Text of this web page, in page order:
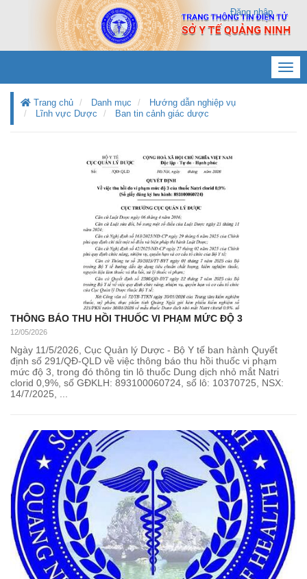
Đăng nhập
Trang chủ Danh mục
Hướng dẫn nghiệp vụ
Lĩnh vực Dược
Ban tin cảnh giác dược
THÔNG BÁO THU HỒI THUỐC VI PHẠM MỨC ĐỘ 3
12/05/2026
Ngày 11/5/2026, Cục Quản lý Dược - Bộ Y tế ban hành Quyết
định số 291/QĐ-QLD về việc thông báo thu hồi thuốc vi phạm
mức độ 3, trong đó thông tin lô thuốc Dung dịch nhỏ mắt Natri
clorid 0,9%, số GĐKLH: 893100060724, số lô: 10370725, NSX:
14/7/2025, ...